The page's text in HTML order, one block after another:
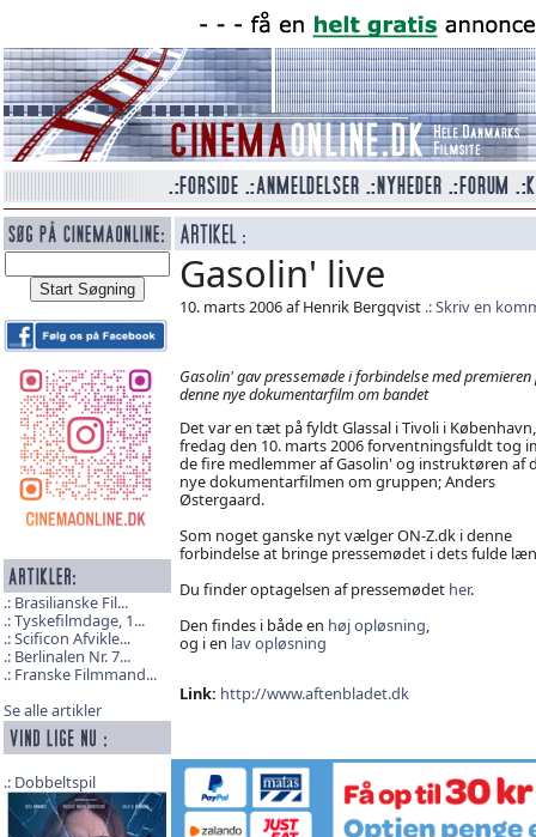
Brasilianske Fil...
Tyskefilmdage, 1...
Scificon Afvikle...
Berlinalen Nr. 7...
Franske Filmmand...
Se alle artikler
Dobbeltspil
Gasolin' live
10. marts 2006 af Henrik Bergqvist Skriv en
Gasolin' gav pressemøde i forbindelse med premieren
denne nye dokumentarfilm om bandet
Det var en tæt på fyldt Glassal i Tivoli i
fredag den 10. marts 2006 forventningsfuldt tog
de fire medlemmer af Gasolin' og instruktøren af
nye dokumentarfilmen om gruppen; Anders
Østergaard.
Som noget ganske nyt vælger ON-Z.dk i denne
forbindelse at bringe pressemødet i dets fulde
Du finder optagelsen af pressemødet her.
Den findes i både en høj opløsning
og i en lav opløsning
Link: http://www.aftenbladet.dk